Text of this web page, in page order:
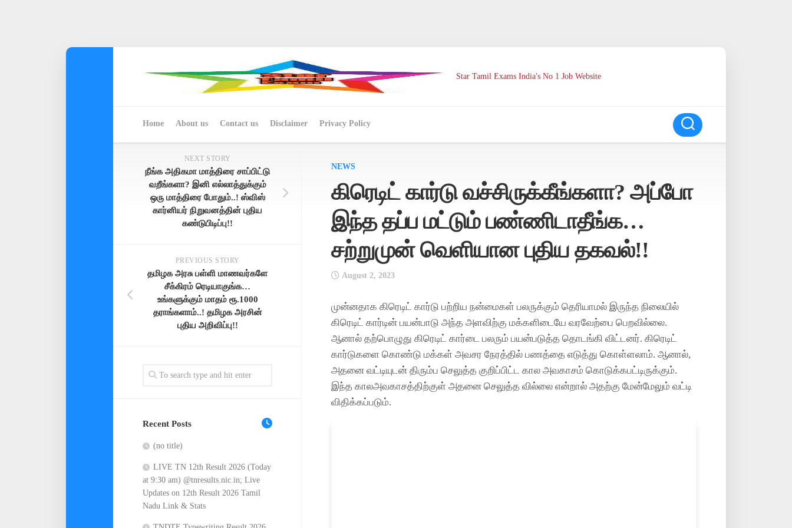
Star Tamil Exams India's No 1 Job Website
Home About us Contact us Disclaimer Privacy Policy
NEWS
கிரெடிட் கார்டு வச்சிருக்கீங்களா? அப்போ
இந்த தப்ப மட்டும் பண்ணிடாதீங்க…
சற்றுமுன் வெளியான புதிய தகவல்!!
August 2, 2023
முன்னதாக கிரெடிட் கார்டு பற்றிய நன்மைகள் பலருக்கும் தெரியாமல் இருந்த நிலையில்
கிரெடிட் கார்டின் பயன்பாடு அந்த அளவிற்கு மக்களிடையே வரவேற்பை பெறவில்லை.
ஆனால் தற்பொழுது கிரெடிட் கார்டை பலரும் பயன்படுத்த தொடங்கி விட்டனர். கிரெடிட்
கார்டுகளை கொண்டு மக்கள் அவசர நேரத்தில் பணத்தை எடுத்து கொள்ளலாம். ஆனால்,
அதனை வட்டியுடன் திரும்ப செலுத்த குறிப்பிட்ட கால அவகாசம் கொடுக்கபட்டிருக்கும்.
இந்த காலஅவகாசத்திற்குள் அதனை செலுத்த வில்லை என்றால் அதற்கு மேன்மேலும் வட்டி
விதிக்கப்படும்.
NEXT STORY
நீங்க அதிகமா மாத்திரை சாப்பிட்டு
வறீங்களா? இனி எல்லாத்துக்கும்
ஒரு மாத்திரை போதும்..! ஸ்விஸ்
கார்னியர் நிறுவனத்தின் புதிய
கண்டுபிடிப்பு!!
PREVIOUS STORY
தமிழக அரசு பள்ளி மாணவர்களே
சீக்கிரம் ரெடியாகுங்க…
உங்களுக்கும் மாதம் ரூ.1000
தராங்களாம்..! தமிழக அரசின்
புதிய அறிவிப்பு!!
Recent Posts
(no title)
LIVE TN 12th Result 2026 (Today
at 9:30 am) @tnresults.nic.in; Live
Updates on 12th Result 2026 Tamil
Nadu Link & Stats